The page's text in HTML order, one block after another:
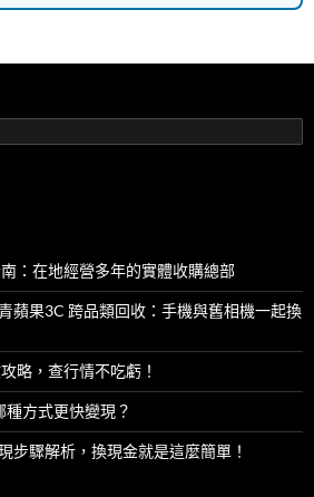
：在地經營多年的實體收購總部
蘋果3C 跨品類回收：手機與舊相機一起換
略，查行情不吃虧！
種方式更快變現？
步驟解析，換現金就是這麼簡單！